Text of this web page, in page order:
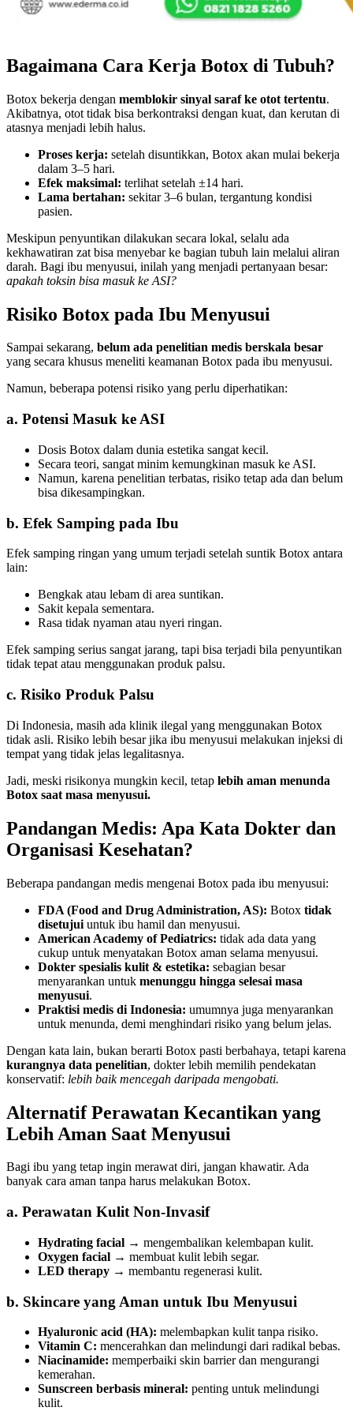
Bagaimana Cara Kerja Botox di Tubuh?
Botox bekerja dengan memblokir sinyal saraf ke otot tertentu.
Akibatnya, otot tidak bisa berkontraksi dengan kuat, dan kerutan di
atasnya menjadi lebih halus.
Proses kerja: setelah disuntikkan, Botox akan mulai bekerja
dalam 3–5 hari.
Efek maksimal: terlihat setelah ±14 hari.
Lama bertahan: sekitar 3–6 bulan, tergantung kondisi
pasien.
Meskipun penyuntikan dilakukan secara lokal, selalu ada
kekhawatiran zat bisa menyebar ke bagian tubuh lain melalui aliran
darah. Bagi ibu menyusui, inilah yang menjadi pertanyaan besar:
apakah toksin bisa masuk ke ASI?
Risiko Botox pada Ibu Menyusui
Sampai sekarang, belum ada penelitian medis berskala besar
yang secara khusus meneliti keamanan Botox pada ibu menyusui.
Namun, beberapa potensi risiko yang perlu diperhatikan:
a. Potensi Masuk ke ASI
Dosis Botox dalam dunia estetika sangat kecil.
Secara teori, sangat minim kemungkinan masuk ke ASI.
Namun, karena penelitian terbatas, risiko tetap ada dan belum
bisa dikesampingkan.
b. Efek Samping pada Ibu
Efek samping ringan yang umum terjadi setelah suntik Botox antara
lain:
Bengkak atau lebam di area suntikan.
Sakit kepala sementara.
Rasa tidak nyaman atau nyeri ringan.
Efek samping serius sangat jarang, tapi bisa terjadi bila penyuntikan
tidak tepat atau menggunakan produk palsu.
c. Risiko Produk Palsu
Di Indonesia, masih ada klinik ilegal yang menggunakan Botox
tidak asli. Risiko lebih besar jika ibu menyusui melakukan injeksi di
tempat yang tidak jelas legalitasnya.
Jadi, meski risikonya mungkin kecil, tetap lebih aman menunda
Botox saat masa menyusui.
Pandangan Medis: Apa Kata Dokter dan
Organisasi Kesehatan?
Beberapa pandangan medis mengenai Botox pada ibu menyusui:
FDA (Food and Drug Administration, AS): Botox tidak
disetujui untuk ibu hamil dan menyusui.
American Academy of Pediatrics: tidak ada data yang
cukup untuk menyatakan Botox aman selama menyusui.
Dokter spesialis kulit & estetika: sebagian besar
menyarankan untuk menunggu hingga selesai masa
menyusui.
Praktisi medis di Indonesia: umumnya juga menyarankan
untuk menunda, demi menghindari risiko yang belum jelas.
Dengan kata lain, bukan berarti Botox pasti berbahaya, tetapi karena
kurangnya data penelitian, dokter lebih memilih pendekatan
konservatif: lebih baik mencegah daripada mengobati.
Alternatif Perawatan Kecantikan yang
Lebih Aman Saat Menyusui
Bagi ibu yang tetap ingin merawat diri, jangan khawatir. Ada
banyak cara aman tanpa harus melakukan Botox.
a. Perawatan Kulit Non-Invasif
Hydrating facial → mengembalikan kelembapan kulit.
Oxygen facial → membuat kulit lebih segar.
LED therapy → membantu regenerasi kulit.
b. Skincare yang Aman untuk Ibu Menyusui
Hyaluronic acid (HA): melembapkan kulit tanpa risiko.
Vitamin C: mencerahkan dan melindungi dari radikal bebas.
Niacinamide: memperbaiki skin barrier dan mengurangi
kemerahan.
Sunscreen berbasis mineral: penting untuk melindungi
kulit.